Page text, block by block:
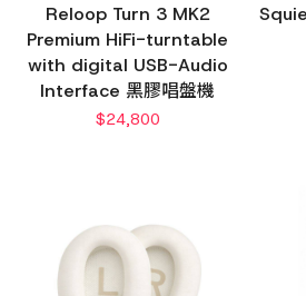
Reloop Turn 3 MK2
Premium HiFi-turntable
with digital USB-Audio
Interface 黑膠唱盤機
$24,800